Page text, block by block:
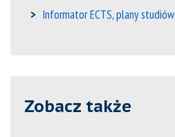
Informator ECTS, plany studiów
Zobacz także